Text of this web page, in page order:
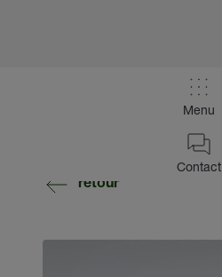
Menu
Contact
retour